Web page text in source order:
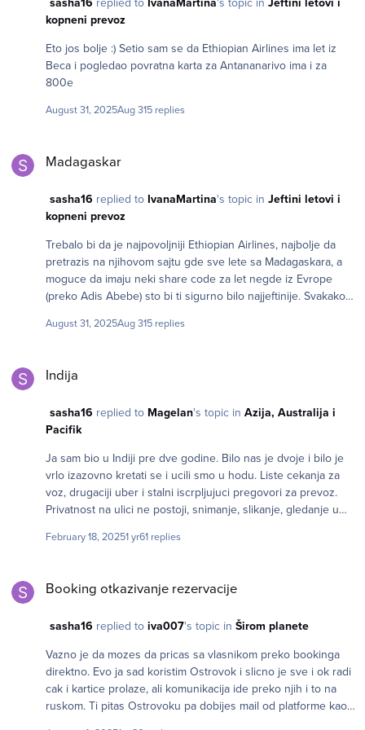
kopneni prevoz
Eto jos bolje :) Setio sam se da Ethiopian Airlines ima let iz
Beca i pogledao povratna karta za Antananarivo ima i za
800e
August 31, 2025Aug 315 replies
Madagaskar
sasha16 replied to IvanaMartina's topic in Jeftini letovi i
kopneni prevoz
Trebalo bi da je najpovoljniji Ethiopian Airlines, najbolje da
pretrazis na njihovom sajtu gde sve lete sa Madagaskara, a
moguce da imaju neki share code za let negde iz Evrope
(preko Adis Abebe) sto bi ti sigurno bilo najjeftinije. Svakako
tranzitna viza pa i to treba dodati u ukupnu cenu. Jul 2026 je
uspeti da se uklopis u 1200e po osobi. Srecno
August 31, 2025Aug 315 replies
Indija
sasha16 replied to Magelan's topic in Azija, Australija i
Pacifik
Ja sam bio u Indiji pre dve godine. Bilo nas je dvoje i bilo je
vrlo izazovno kretati se i ucili smo u hodu. Liste cekanja za
voz, drugaciji uber i stalni iscrpljujuci pregovori za prevoz.
Privatnost na ulici ne postoji, snimanje, slikanje, gledanje u
lazne pomoci, nepoznati ljudi svakodnevno zovu telefonom
Slobodne krave koje jedu djubre po ulicama. Majmuni koji
skoro bez zena. Zlatni trougao, turisticki i naporan za
grad probudjen da zaradi novac. Varanasi kao stalni rok
koncert, nezaboravni vecernji obred koji se gleda sa Ganga i
javne sahrane sa spaljivanjem. Cuveni stepenasti bunari.
Bombaj i Kalkuta sa primesama Engleske, gde smo normalno
February 18, 20251 yr61 replies
Booking otkazivanje rezervacije
sasha16 replied to iva007's topic in Širom planete
Vazno je da mozes da pricas sa vlasnikom preko bookinga
direktno. Evo ja sad koristim Ostrovok i slicno je sve i ok radi
cak i kartice prolaze, ali komunikacija ide preko njih i to na
ruskom. Ti pitas Ostrovoku pa dobijes mail od platforme kao